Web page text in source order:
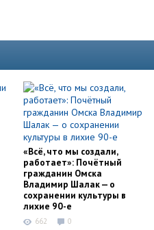
«Всё, что мы создали,
работает»: Почётный
гражданин Омска
Владимир Шалак — о
сохранении культуры в
лихие 90-е
662 0